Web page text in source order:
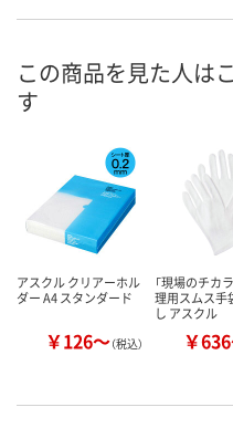
お届け日
ついてご連絡いたし
数量
カゴへ
この商品を見た人は
す
アスクル クリアーホル
ダー A4 スタンダード
￥126～（税込）
「現場のチカ
理用スムス手
し アスクル
￥